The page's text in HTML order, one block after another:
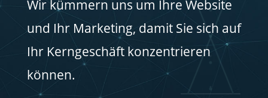
Wir kümmern uns um Ihre Website
und Ihr Marketing, damit Sie sich auf
Ihr Kerngeschäft konzentrieren
können.